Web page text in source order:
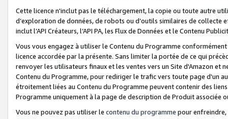
Cette licence n'inclut pas le téléchargement, la copie ou toute autre
d’exploration de données, de robots ou d’outils similaires de
inclut l’API Créateurs, l’API PA, les Flux de Données et le Contenu
Vous vous engagez à utiliser le Contenu du Programme
licence accordée par la présente. Sans limiter la portée de ce qui
renvoyer les utilisateurs finaux et les ventes vers un Site d'Amazon et
Contenu du Programme, pour rediriger le trafic vers toute page d'un
étroitement liées au Contenu du Programme peuvent contenir des
Programme uniquement à la page de description de Produit associée
Vous ne pouvez pas utiliser le contenu du programme pour